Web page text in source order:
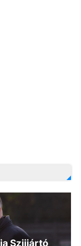
Szijjártó